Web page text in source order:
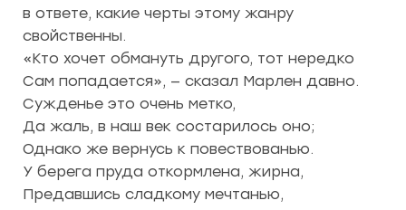
в ответе, какие черты этому жанру
свойственны.
«Кто хочет обмануть другого, тот нередко
Сам попадается», — сказал Марлен давно.
Сужденье это очень метко,
Да жаль, в наш век состарилось оно;
Однако же вернусь к повествованью.
У берега пруда откормлена, жирна,
Предавшись сладкому мечтанью,